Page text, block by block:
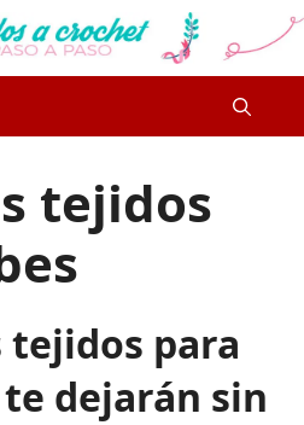
tejidos
tejidos para
dejarán sin